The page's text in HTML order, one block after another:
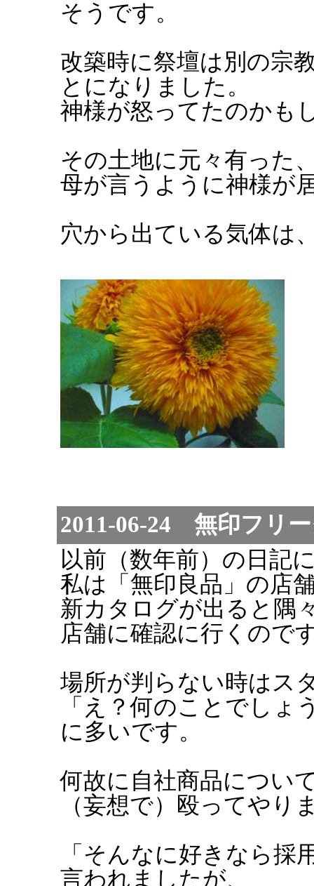
そうです。
改築時に祭壇は別の宗
とになりました。
神様が怒ってたのかも
その土地に元々有った
母が言うように神様が
穴から出ている気体は
2011-06-24 無印フリ
以前（数年前）の日記
私は「無印良品」の店
新カタログが出ると隅
店舗に確認に行くので
場所が判らない時はス
「え？何のことでしょ
に多いです。
何故に自社商品につい
（妄想で）殴ってやり
「そんなに好きなら採
言われましたが、